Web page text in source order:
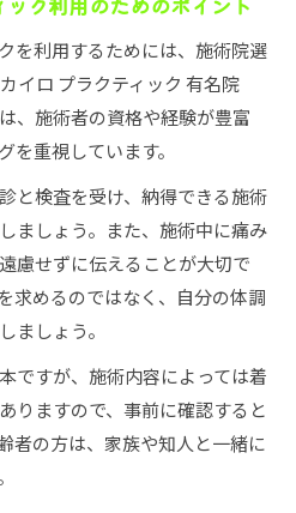
を利用するためには、施術院選
イロ プラクティック 有名院
、施術者の資格や経験が豊富
を重視しています。
と検査を受け、納得できる施術
ましょう。また、施術中に痛み
慮せずに伝えることが大切で
求めるのではなく、自分の体調
ましょう。
ですが、施術内容によっては着
りますので、事前に確認すると
者の方は、家族や知人と一緒に